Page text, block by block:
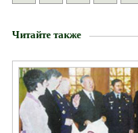
Читайте также